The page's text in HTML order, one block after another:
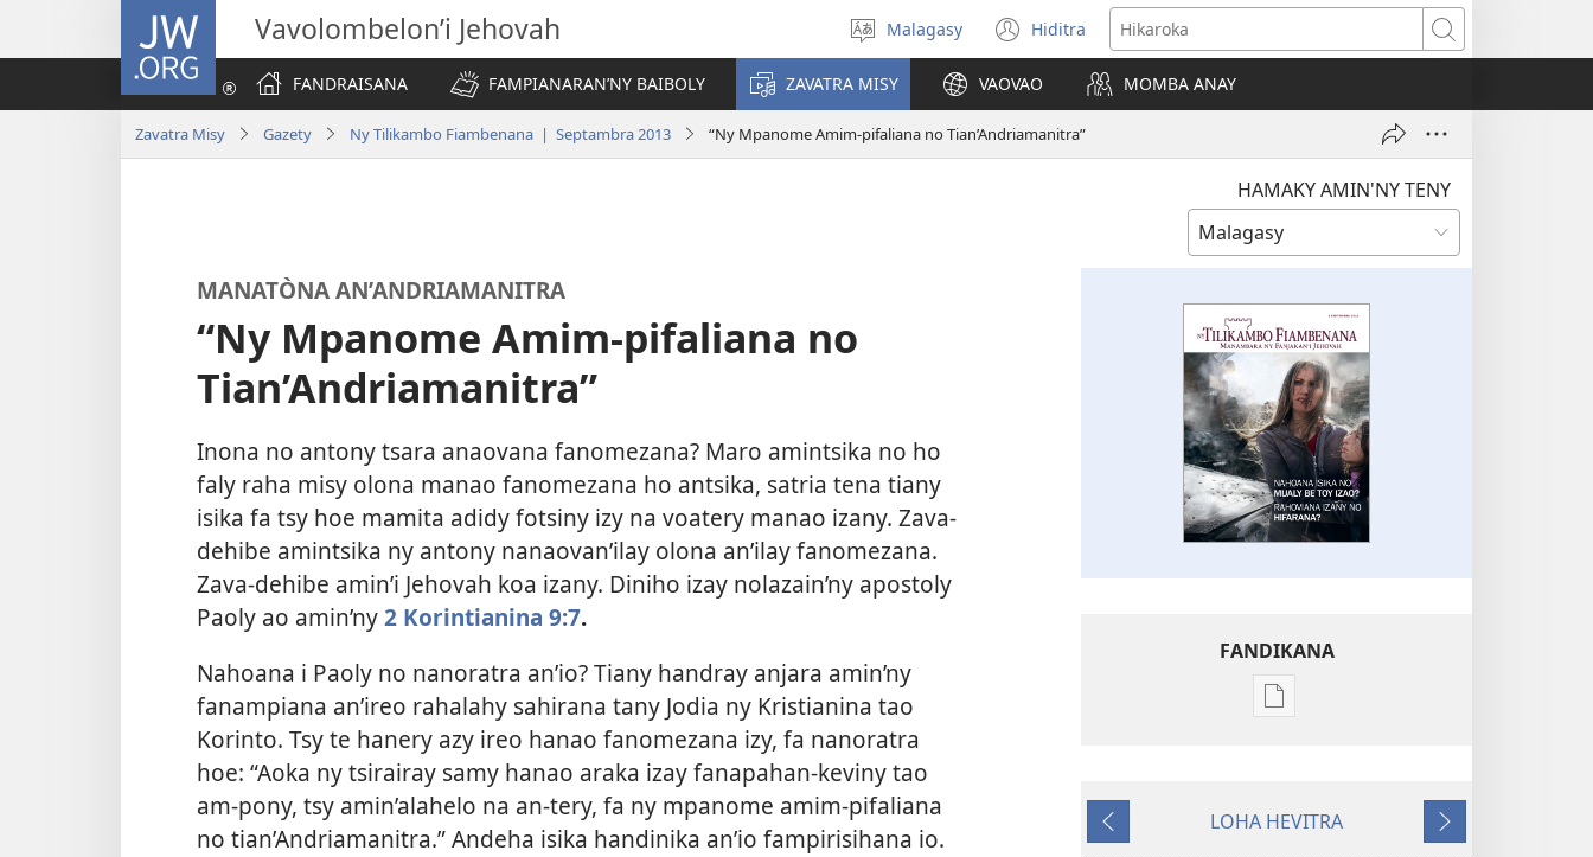
JW.ORG Vavolombelon’i Jehovah
Hifidy
fiteny
Malagasy Hiditra
(manokatra
rohy)
Hikaroka
FANDRAISANA
FAMPIANARAN’NY BAIBOLY ZAVATRA MISY VAOVAO MOMBA ANAY
Zavatra Misy Gazety Ny Tilikambo Fiambenana | Septambra 2013 “Ny Mpanome Amim-pifaliana no Tian’Andriamanitra”
HAMAKY AMIN'NY TENY
MANATÒNA AN’ANDRIAMANITRA
“Ny Mpanome Amim-pifaliana no
Tian’Andriamanitra”
Inona no antony tsara anaovana fanomezana? Maro amintsika no ho
faly raha misy olona manao fanomezana ho antsika, satria tena tiany
isika fa tsy hoe mamita adidy fotsiny izy na voatery manao izany. Zava-
dehibe amintsika ny antony nanaovan’ilay olona an’ilay fanomezana.
Zava-dehibe amin’i Jehovah koa izany. Diniho izay nolazain’ny apostoly
Paoly ao amin’ny2 Korintianina 9:7.
Nahoana i Paoly no nanoratra an’io? Tiany handray anjara amin’ny
fanampiana an’ireo rahalahy sahirana tany Jodia ny Kristianina tao
Korinto. Tsy te hanery azy ireo hanao fanomezana izy, fa nanoratra
hoe: “Aoka ny tsirairay samy hanao araka izay fanapahan-keviny tao
am-pony, tsy amin’alahelo na an-tery, fa ny mpanome amim-pifaliana
no tian’Andriamanitra.” Andeha isika handinika an’io fampirisihana io.
FANDIKANA
Fandikana
FIAMBENANA
Hiverina
LOHA HEVITRA
Manaraka